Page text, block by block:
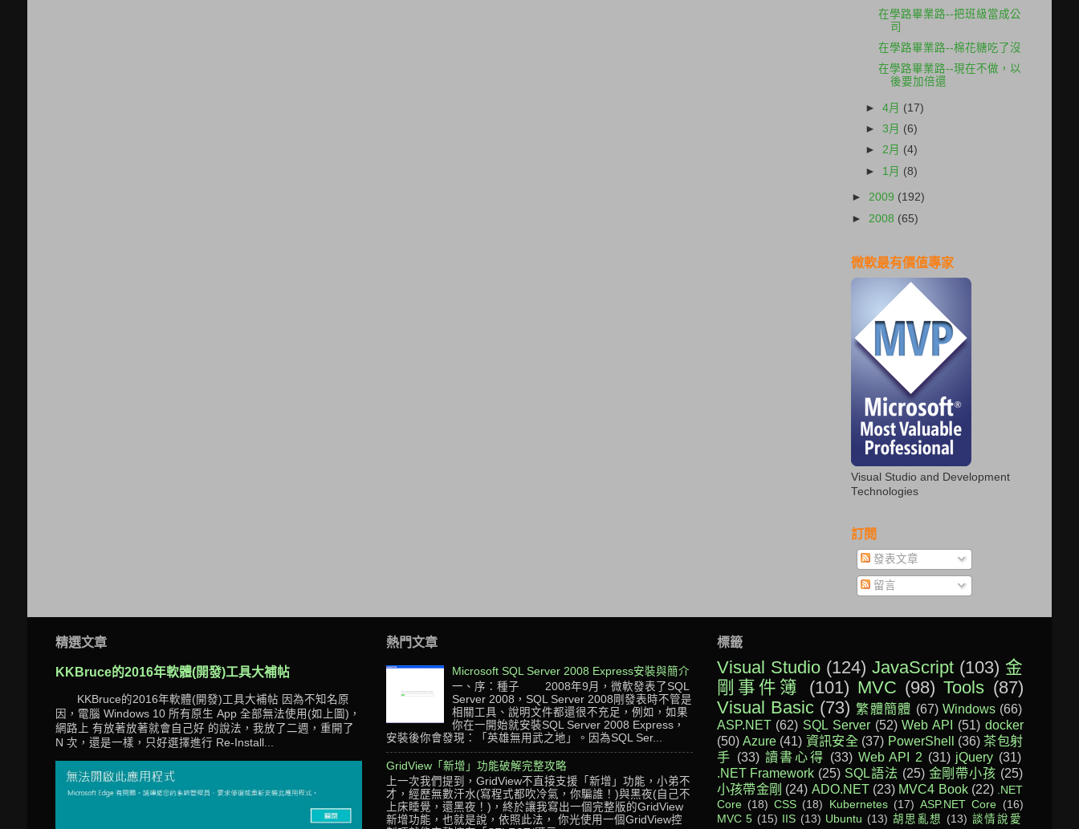
在學路畢業路--把班級當成公
司
在學路畢業路--棉花糖吃了沒
在學路畢業路--現在不做，以
後要加倍還
► 4月 (17)
► 3月 (6)
► 2月 (4)
► 1月 (8)
►2009 (192)
► 2008 (65)
微軟最有價值專家
Visual Studio and Development
Technologies
訂閱
發表文章
留言
精選文章
KKBruce的2016年軟體(開發)工具大補帖
KKBruce的2016年軟體(開發)工具大補帖 因為不知名原
因，電腦 Windows 10 所有原生 App 全部無法使用(如上圖)，
網路上 有放著放著就會自己好 的說法，我放了二週，重開了
N 次，還是一樣，只好選擇進行 Re-Install...
熱門文章
Microsoft SQL Server 2008 Express安裝與簡介
一、序：種子 2008年9月，微軟發表了SQL
Server 2008，SQL Server 2008剛發表時不管是
相關工具、說明文件都還很不充足，例如，如果
你在一開始就安裝SQL Server 2008 Express，
安裝後你會發現：「英雄無用武之地」。因為SQL Ser...
GridView「新增」功能破解完整攻略
上一次我們提到，GridView不直接支援「新增」功能，小弟不
才，經歷無數汗水(寫程式都吹冷氣，你騙誰！)與黑夜(自己不
上床睡覺，還黑夜！)，終於讓我寫出一個完整版的GridView
新增功能，也就是說，依照此法， 你光使用一個GridView控
標籤
Visual Studio (124) JavaScript (103) 金
剛事件簿
(101) MVC (98) Tools (87)
Visual Basic (73) 繁體簡體 (67) Windows (66)
ASP.NET (62) SQL Server (52) Web API (51) docker
(50) Azure (41) 資訊安全 (37) PowerShell (36) 茶包射
手 (33) 讀書心得 (33) Web API 2 (31) jQuery (31)
.NET Framework (25) SQL語法 (25) 金剛帶小孩 (25)
小孩帶金剛 (24) ADO.NET (23) MVC4 Book (22) .NET
Core (18) CSS (18) Kubernetes (17) ASP.NET Core (16)
MVC 5 (15) IIS (13) Ubuntu (13) 胡思亂想 (13) 談情說愛